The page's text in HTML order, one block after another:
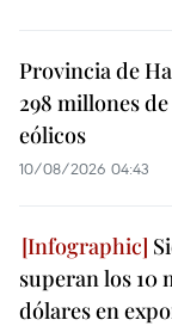
Provincia de
298 millones
eólicos
10/08/2026 04:43
superan los 10
dólares en